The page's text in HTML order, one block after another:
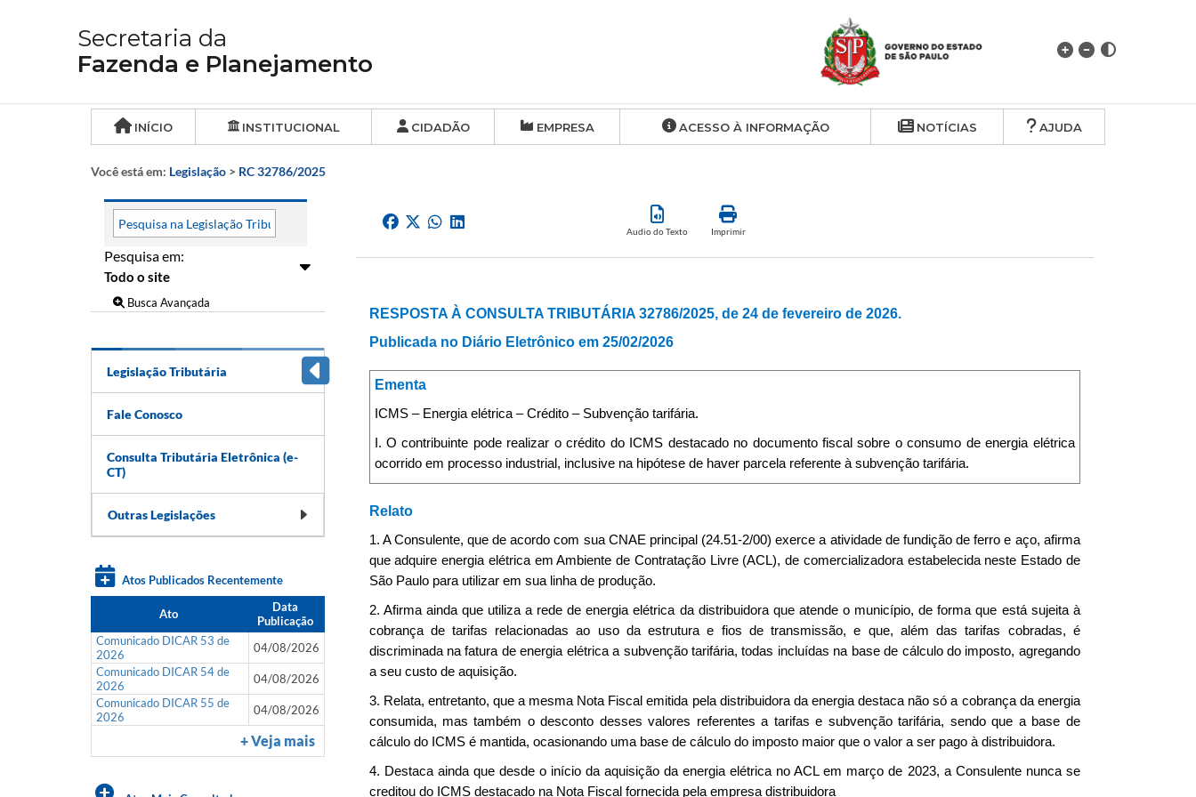
Secretaria da
Fazenda e Planejamento
INÍCIO INSTITUCIONAL CIDADÃO EMPRESA ACESSO À INFORMAÇÃO NOTÍCIAS AJUDA
Você está em: Legislação > RC 32786/2025
Pesquisa em:
Busca Avançada
Legislação Tributária
Fale Conosco
Consulta Tributária Eletrônica (e-
CT)
Outras Legislações
Atos Publicados Recentemente
Ato
Data
Publicação
Comunicado DICAR 53 de
2026
04/08/2026
Comunicado DICAR 54 de
2026
04/08/2026
Comunicado DICAR 55 de
2026
04/08/2026
+ Veja mais
Audio do Texto Imprimir
RESPOSTA À CONSULTA TRIBUTÁRIA 32786/2025, de 24 de fevereiro de 2026.
Publicada no Diário Eletrônico em 25/02/2026
Ementa
ICMS – Energia elétrica – Crédito – Subvenção tarifária.
I. O contribuinte pode realizar o crédito do ICMS destacado no documento fiscal sobre o consumo de energia elétrica
ocorrido em processo industrial, inclusive na hipótese de haver parcela referente à subvenção tarifária.
Relato
1. A Consulente, que de acordo com sua CNAE principal (24.51-2/00) exerce a atividade de fundição de ferro e aço, afirma
que adquire energia elétrica em Ambiente de Contratação Livre (ACL), de comercializadora estabelecida neste Estado de
São Paulo para utilizar em sua linha de produção.
2. Afirma ainda que utiliza a rede de energia elétrica da distribuidora que atende o município, de forma que está sujeita à
cobrança de tarifas relacionadas ao uso da estrutura e fios de transmissão, e que, além das tarifas cobradas, é
discriminada na fatura de energia elétrica a subvenção tarifária, todas incluídas na base de cálculo do imposto, agregando
a seu custo de aquisição.
3. Relata, entretanto, que a mesma Nota Fiscal emitida pela distribuidora da energia destaca não só a cobrança da energia
consumida, mas também o desconto desses valores referentes a tarifas e subvenção tarifária, sendo que a base de
cálculo do ICMS é mantida, ocasionando uma base de cálculo do imposto maior que o valor a ser pago à distribuidora.
4. Destaca ainda que desde o início da aquisição da energia elétrica no ACL em março de 2023, a Consulente nunca se
creditou do ICMS destacado na Nota Fiscal fornecida pela empresa distribuidora